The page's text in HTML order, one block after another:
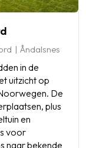
Åndalsnes
in de
uitzicht op
De
plus
en
voor
naar bekende